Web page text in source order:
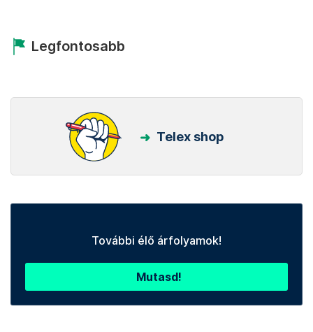
Legfontosabb
Telex shop
További élő árfolyamok!
Mutasd!